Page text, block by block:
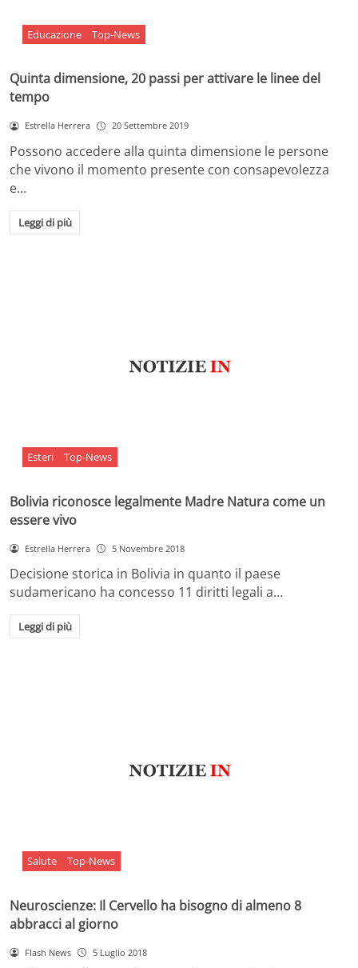
Educazione Top-News
Quinta dimensione, 20 passi per attivare le linee del
tempo
Estrella Herrera 20 Settembre 2019
Possono accedere alla quinta dimensione le persone
che vivono il momento presente con consapevolezza
e…
Leggi di più
Esteri Top-News
Bolivia riconosce legalmente Madre Natura come un
essere vivo
Estrella Herrera 5 Novembre 2018
Decisione storica in Bolivia in quanto il paese
sudamericano ha concesso 11 diritti legali a…
Leggi di più
Salute Top-News
Neuroscienze: Il Cervello ha bisogno di almeno 8
abbracci al giorno
Flash News 5 Luglio 2018